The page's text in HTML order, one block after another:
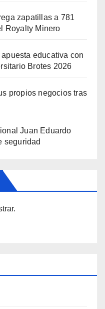
zapatillas a 781
Royalty Minero
educativa con
Brotes 2026
propios negocios tras
Juan Eduardo
seguridad